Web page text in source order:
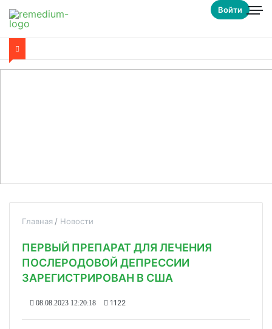
Войти
Главная Новости
ПЕРВЫЙ ПРЕПАРАТ ДЛЯ ЛЕЧЕНИЯ
ПОСЛЕРОДОВОЙ ДЕПРЕССИИ
ЗАРЕГИСТРИРОВАН В США
08.08.2023 12:20:18 1122